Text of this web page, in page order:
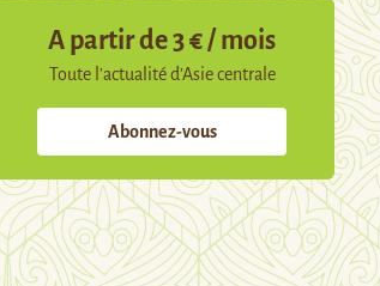
A partir de 3 € / mois
Toute l’actualité d’Asie centrale
Abonnez-vous